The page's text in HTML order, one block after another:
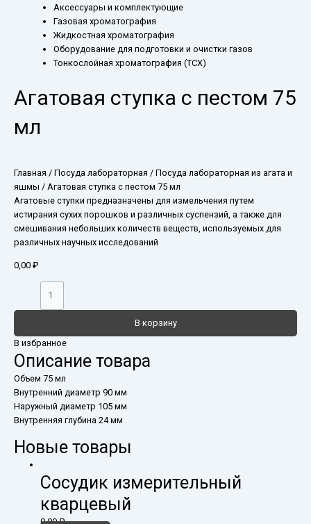
Аксессуары и комплектующие
Газовая хроматография
Жидкостная хроматография
Оборудование для подготовки и очистки газов
Тонкослойная хроматография (ТСХ)
Агатовая ступка с пестом 75
мл
Главная / Посуда лабораторная / Посуда лабораторная из агата и
яшмы / Агатовая ступка с пестом 75 мл
Агатовые ступки предназначены для измельчения путем
истирания сухих порошков и различных суспензий, а также для
смешивания небольших количеств веществ, используемых для
различных научных исследований
0,00 ₽
В корзину
В избранное
Описание товара
Объем 75 мл
Внутренний диаметр 90 мм
Наружный диаметр 105 мм
Внутренняя глубина 24 мм
Новые товары
Сосудик измерительный
кварцевый
0,00₽